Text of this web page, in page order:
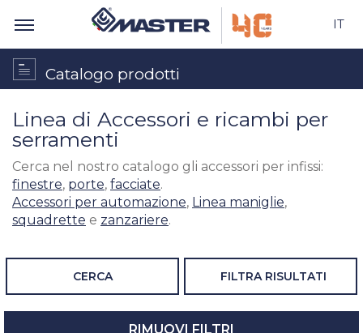
IT
Catalogo prodotti
Linea di Accessori e ricambi per
serramenti
Cerca nel nostro catalogo gli accessori per infissi:
finestre, porte, facciate.
Accessori per automazione, Linea maniglie,
squadrette e zanzariere.
CERCA FILTRA RISULTATI
RIMUOVI FILTRI